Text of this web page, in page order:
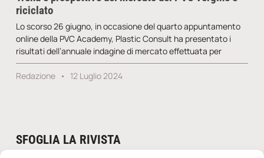
riciclato
Lo scorso 26 giugno, in occasione del quarto appuntamento
online della PVC Academy, Plastic Consult ha presentato i
risultati dell’annuale indagine di mercato effettuata per
Redazione 12 Luglio 2024
SFOGLIA LA RIVISTA